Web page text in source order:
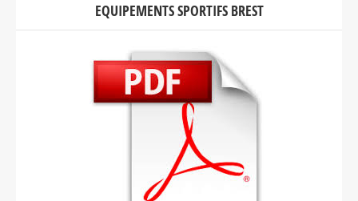
EQUIPEMENTS SPORTIFS BREST